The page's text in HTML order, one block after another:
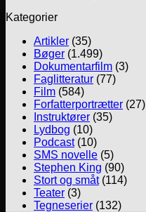
Kategorier
Artikler (35)
Bøger (1.499)
Dokumentarfilm (3)
Faglitteratur (77)
Film (584)
Forfatterportrætter (27)
Instruktører (35)
Lydbog (10)
Podcast(10)
SMS novelle (5)
Stephen King (90)
Stort og småt(114)
Teater (3)
Tegneserier (132)